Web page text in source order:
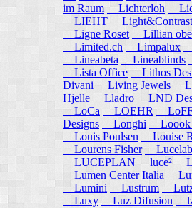
im Raum
Lichterloh
LIEHT
Light&Contrast
Ligne Roset
Lillian
Limited.ch
Limpalux
Lineabeta
Lineablinds
Lista Office Lithos
Divani
Living Jewels
Hjelle
Lladro LND
LoCa
LOEHR
Designs
Longhi Loook
Louis Poulsen
Louise
Lourens Fisher
Lucelab
LUCEPLAN
luce²
Lumen Center Italia
Lumini
Lustrum
Luxy
Luz Difusion